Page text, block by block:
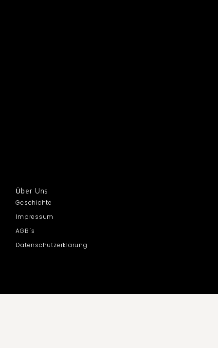
Über Uns
Geschichte
Impressum
AGB´s
Datenschutzerklärung